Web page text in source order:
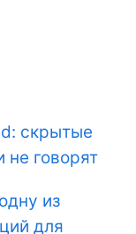
скрытые
не говорят
из
для